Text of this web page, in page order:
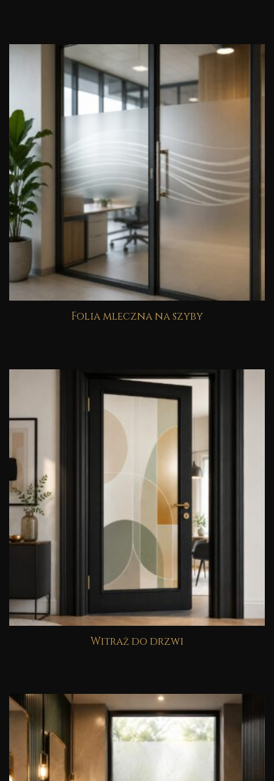
Folia mleczna na szyby
Witraż do drzwi